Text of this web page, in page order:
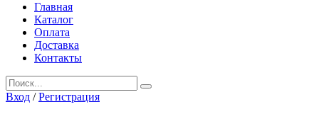
Главная
Каталог
Оплата
Доставка
Контакты
Вход /Регистрация